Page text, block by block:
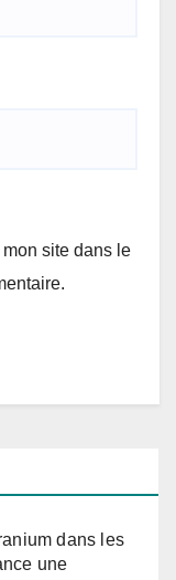
site dans le
dans les
une